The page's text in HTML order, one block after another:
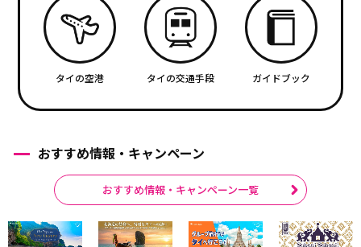
タイの空港 タイの交通手段 ガイドブック
おすすめ情報・キャンペーン
おすすめ情報・キャンペーン一覧